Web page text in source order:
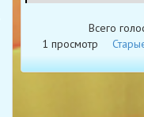
Всего
1 просмотр